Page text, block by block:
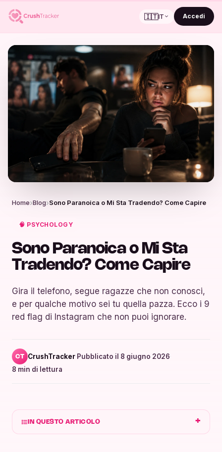
🇮🇹IT Accedi
Home Blog Sono Paranoica o Mi Sta Tradendo? Come Capire
🧠 PSYCHOLOGY
Sono Paranoica o Mi Sta
Tradendo? Come Capire
Gira il telefono, segue ragazze che non conosci,
e per qualche motivo sei tu quella pazza. Ecco i 9
red flag di Instagram che non puoi ignorare.
CT CrushTracker·Pubblicato il 8 giugno 2026·
8 min di lettura
IN QUESTO ARTICOLO